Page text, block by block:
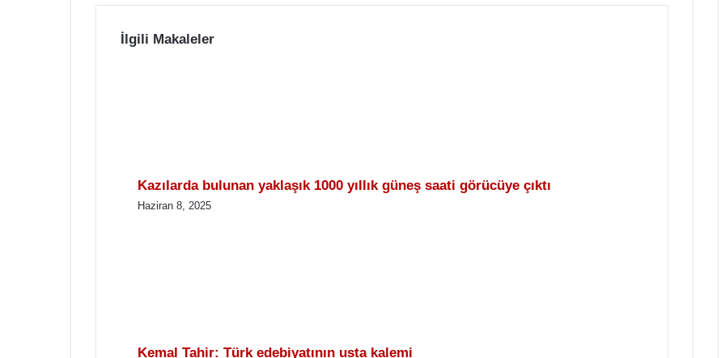
İlgili Makaleler
Kazılarda bulunan yaklaşık 1000 yıllık güneş saati görücüye çıktı
Haziran 8, 2025
Kemal Tahir: Türk edebiyatının usta kalemi